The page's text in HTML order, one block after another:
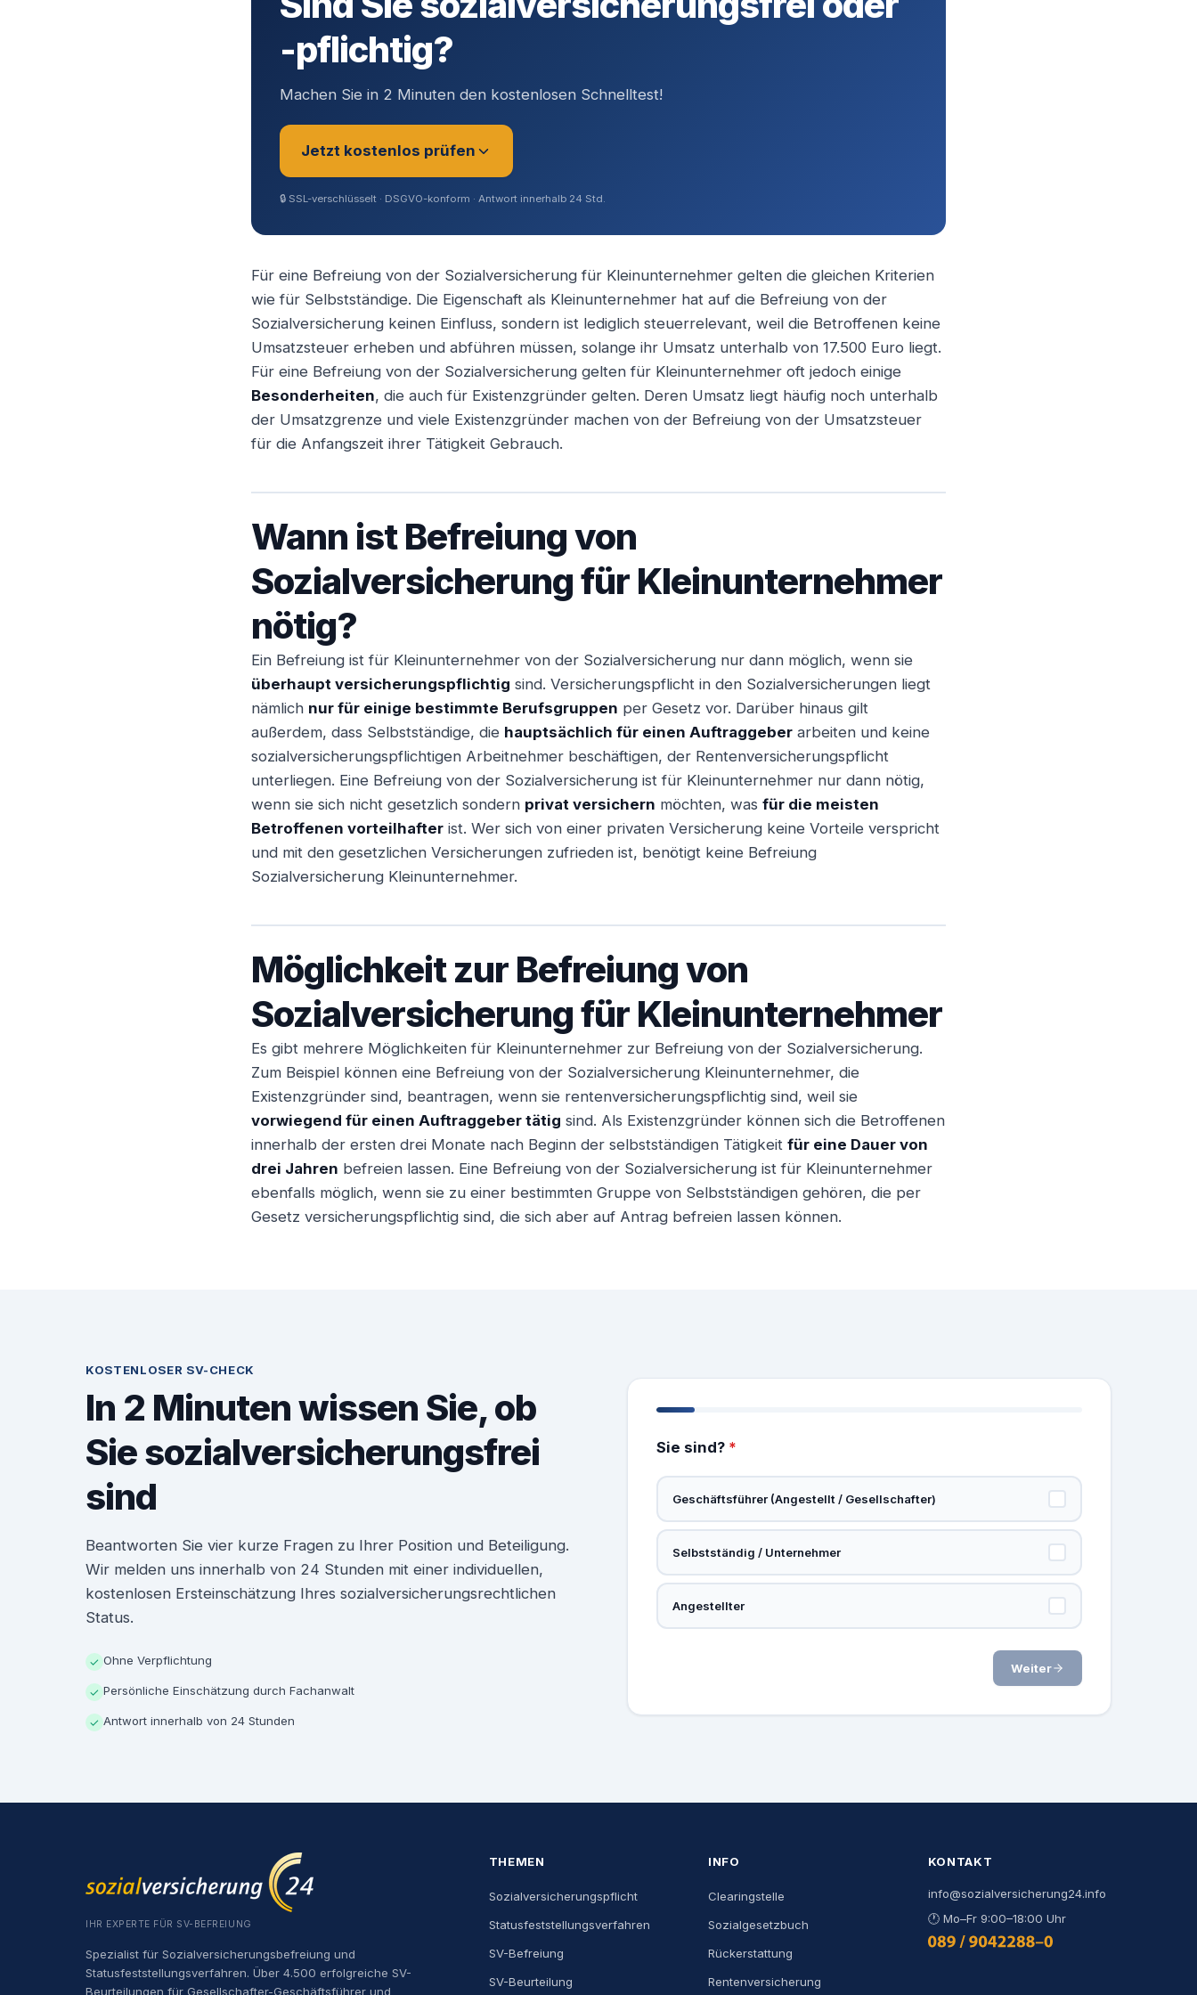
-pflichtig?
Machen Sie in 2 Minuten den kostenlosen Schnelltest!
Jetzt kostenlos prüfen
Sie sind? *
Geschäftsführer (Angestellt / Gesellschafter)
Selbstständig / Unternehmer
Angestellter
Weiter
🔒 SSL-verschlüsselt · DSGVO-konform · Antwort innerhalb 24 Std.
Für eine Befreiung von der Sozialversicherung für Kleinunternehmer gelten die gleichen Kriterien
wie für Selbstständige. Die Eigenschaft als Kleinunternehmer hat auf die Befreiung von der
Sozialversicherung keinen Einfluss, sondern ist lediglich steuerrelevant, weil die Betroffenen keine
Umsatzsteuer erheben und abführen müssen, solange ihr Umsatz unterhalb von 17.500 Euro liegt.
Für eine Befreiung von der Sozialversicherung gelten für Kleinunternehmer oft jedoch einige
Besonderheiten, die auch für Existenzgründer gelten. Deren Umsatz liegt häufig noch unterhalb
der Umsatzgrenze und viele Existenzgründer machen von der Befreiung von der Umsatzsteuer
für die Anfangszeit ihrer Tätigkeit Gebrauch.
Wann ist Befreiung von
Sozialversicherung für Kleinunternehmer
nötig?
Ein Befreiung ist für Kleinunternehmer von der Sozialversicherung nur dann möglich, wenn sie
überhaupt versicherungspflichtig sind. Versicherungspflicht in den Sozialversicherungen liegt
nämlich nur für einige bestimmte Berufsgruppen per Gesetz vor. Darüber hinaus gilt
außerdem, dass Selbstständige, die hauptsächlich für einen Auftraggeber arbeiten und keine
sozialversicherungspflichtigen Arbeitnehmer beschäftigen, der Rentenversicherungspflicht
unterliegen. Eine Befreiung von der Sozialversicherung ist für Kleinunternehmer nur dann nötig,
wenn sie sich nicht gesetzlich sondern privat versichern möchten, was für die meisten
Betroffenen vorteilhafter ist. Wer sich von einer privaten Versicherung keine Vorteile verspricht
und mit den gesetzlichen Versicherungen zufrieden ist, benötigt keine Befreiung
Sozialversicherung Kleinunternehmer.
Möglichkeit zur Befreiung von
Sozialversicherung für Kleinunternehmer
Es gibt mehrere Möglichkeiten für Kleinunternehmer zur Befreiung von der Sozialversicherung.
Zum Beispiel können eine Befreiung von der Sozialversicherung Kleinunternehmer, die
Existenzgründer sind, beantragen, wenn sie rentenversicherungspflichtig sind, weil sie
vorwiegend für einen Auftraggeber tätig sind. Als Existenzgründer können sich die Betroffenen
innerhalb der ersten drei Monate nach Beginn der selbstständigen Tätigkeit für eine Dauer von
drei Jahren befreien lassen. Eine Befreiung von der Sozialversicherung ist für Kleinunternehmer
ebenfalls möglich, wenn sie zu einer bestimmten Gruppe von Selbstständigen gehören, die per
Gesetz versicherungspflichtig sind, die sich aber auf Antrag befreien lassen können.
KOSTENLOSER SV-CHECK
In 2 Minuten wissen Sie, ob
Sie sozialversicherungsfrei
sind
Beantworten Sie vier kurze Fragen zu Ihrer Position und Beteiligung.
Wir melden uns innerhalb von 24 Stunden mit einer individuellen,
kostenlosen Ersteinschätzung Ihres sozialversicherungsrechtlichen
Status.
✓ Ohne Verpflichtung
✓ Persönliche Einschätzung durch Fachanwalt
✓ Antwort innerhalb von 24 Stunden
Sie sind? *
Geschäftsführer (Angestellt / Gesellschafter)
Selbstständig / Unternehmer
Angestellter
Weiter
IHR EXPERTE FÜR SV-BEFREIUNG
Spezialist für Sozialversicherungsbefreiung und
Statusfeststellungsverfahren. Über 4.500 erfolgreiche SV-
Beurteilungen für Gesellschafter-Geschäftsführer und
THEMEN
Sozialversicherungspflicht
Statusfeststellungsverfahren
SV-Befreiung
SV-Beurteilung
INFO
Clearingstelle
Sozialgesetzbuch
Rückerstattung
Rentenversicherung
KONTAKT
info@sozialversicherung24.info
🕐 Mo–Fr 9:00–18:00 Uhr